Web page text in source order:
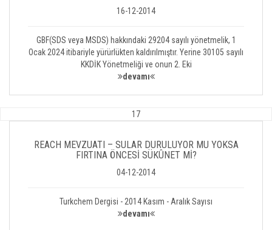
16-12-2014
GBF(SDS veya MSDS) hakkındaki 29204 sayılı yönetmelik, 1
Ocak 2024 itibariyle yürürlükten kaldırılmıştır. Yerine 30105 sayılı
KKDİK Yönetmeliği ve onun 2. Eki
devamı
17
REACH MEVZUATI – SULAR DURULUYOR MU YOKSA
FIRTINA ÖNCESİ SÜKÛNET Mİ?
04-12-2014
Turkchem Dergisi - 2014 Kasım - Aralık Sayısı
devamı